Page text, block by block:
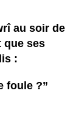
au soir de
que ses
:
foule ?”